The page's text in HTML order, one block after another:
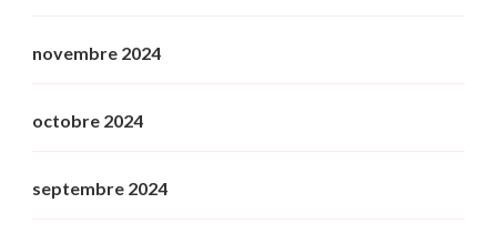
novembre 2024
octobre 2024
septembre 2024